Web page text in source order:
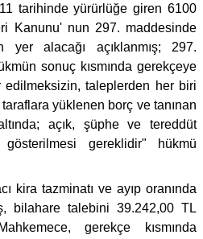
tarihinde yürürlüğe giren 6100
Kanunu' nun 297. maddesinde
yer alacağı açıklanmış; 297.
sonuç kısmında gerekçeye
taleplerden her biri
yüklenen borç ve tanınan
açık, şüphe ve tereddüt
gösterilmesi gereklidir" hükmü
kira tazminatı ve ayıp oranında
bilahare talebini 39.242,00 TL
gerekçe kısmında